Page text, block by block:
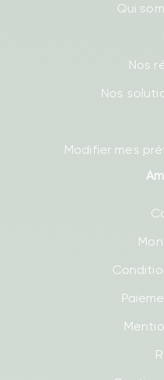
Qui
Nos
Nos
Modifier mes